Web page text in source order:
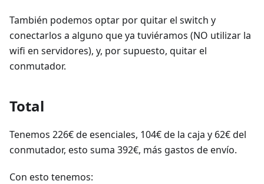
También podemos optar por quitar el switch y
conectarlos a alguno que ya tuviéramos (NO utilizar la
wifi en servidores), y, por supuesto, quitar el
conmutador.
Total
Tenemos 226€ de esenciales, 104€ de la caja y 62€ del
conmutador, esto suma 392€, más gastos de envío.
Con esto tenemos: